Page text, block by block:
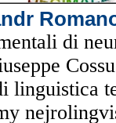
di
linguistica